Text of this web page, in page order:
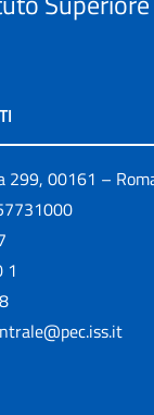
299, 00161 –
1